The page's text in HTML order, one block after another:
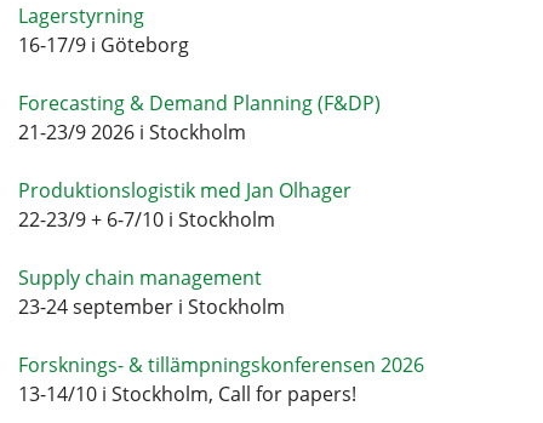
Lagerstyrning
16-17/9 i Göteborg
Forecasting & Demand Planning (F&DP)
21-23/9 2026 i Stockholm
Produktionslogistik med Jan Olhager
22-23/9 + 6-7/10 i Stockholm
Supply chain management
23-24 september i Stockholm
Forsknings- & tillämpningskonferensen 2026
13-14/10 i Stockholm, Call for papers!